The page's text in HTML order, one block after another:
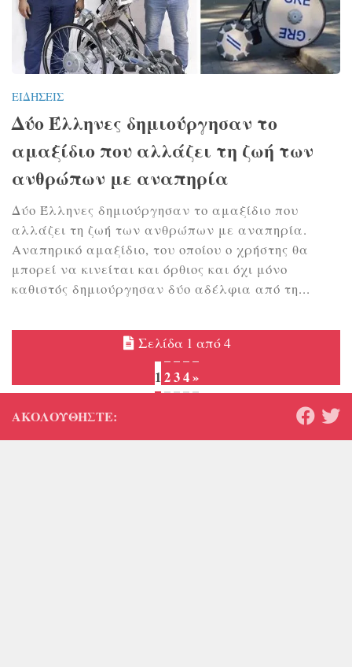
ΕΙΔΉΣΕΙΣ
Δύο Έλληνες δημιούργησαν το
αμαξίδιο που αλλάζει τη ζωή των
ανθρώπων με αναπηρία
Δύο Έλληνες δημιούργησαν το αμαξίδιο που
αλλάζει τη ζωή των ανθρώπων με αναπηρία.
Αναπηρικό αμαξίδιο, του οποίου ο χρήστης θα
μπορεί να κινείται και όρθιος και όχι μόνο
καθιστός δημιούργησαν δύο αδέλφια από τη...
Σελίδα 1 από 4
1234»
ΑΚΟΛΟΥΘΉΣΤΕ: